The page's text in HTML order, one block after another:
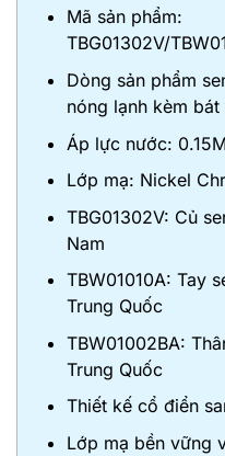
Mã sản phẩm:
TBG01302V/
Dòng sản phẩm
nóng lạnh kèm
Áp lực nước:
Lớp mạ: Nickel
TBG01302V: Củ
Nam
TBW01010A: Tay
Trung Quốc
TBW01002BA:
Trung Quốc
Thiết kế cổ điển
Lớp mạ bền vững